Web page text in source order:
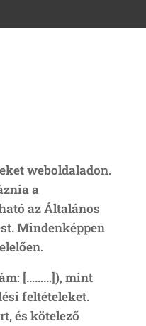
weboldaladon.
a
az Általános
Mindenképpen
[………]), mint
feltételeket.
és kötelező